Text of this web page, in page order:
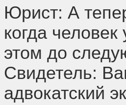
Юрист: А
когда
этом до
Свидетель:
адвокатский